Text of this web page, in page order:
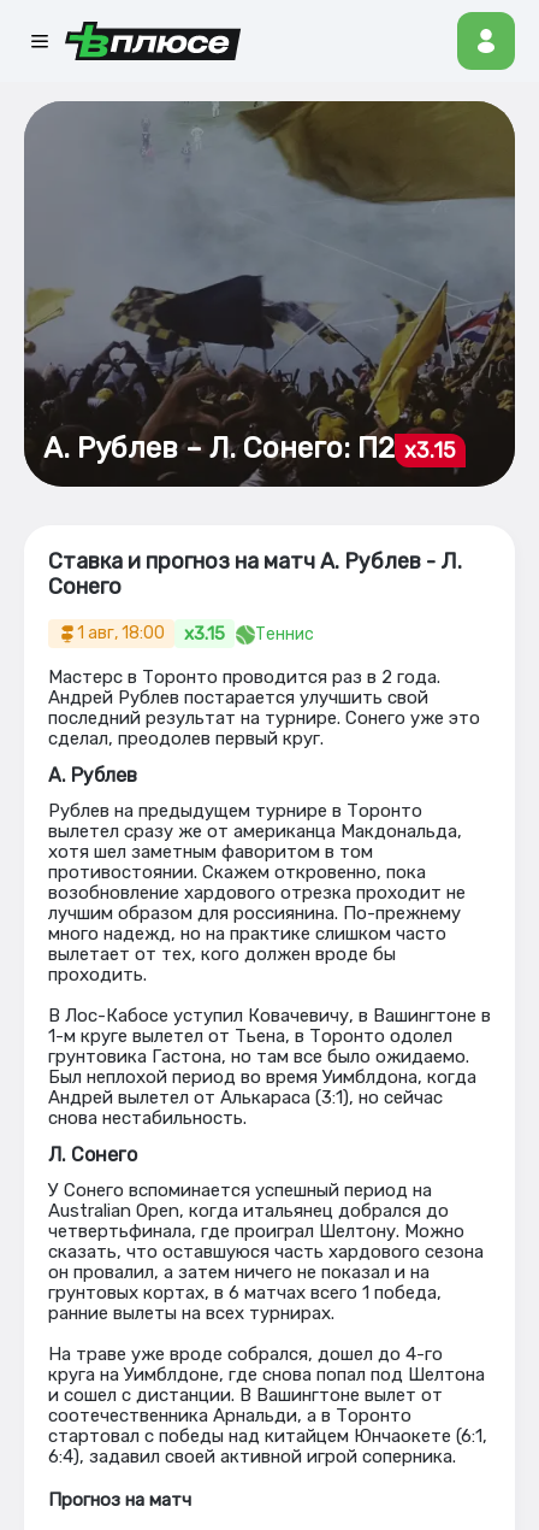
А. Рублев – Л. Сонего: П2 x3.15
Ставка и прогноз на матч А. Рублев - Л.
Сонего
1 авг, 18:00 x3.15 Теннис
Мастерс в Торонто проводится раз в 2 года.
Андрей Рублев постарается улучшить свой
последний результат на турнире. Сонего уже это
сделал, преодолев первый круг.
А. Рублев
Рублев на предыдущем турнире в Торонто
вылетел сразу же от американца Макдональда,
хотя шел заметным фаворитом в том
противостоянии. Скажем откровенно, пока
возобновление хардового отрезка проходит не
лучшим образом для россиянина. По-прежнему
много надежд, но на практике слишком часто
вылетает от тех, кого должен вроде бы
проходить.
В Лос-Кабосе уступил Ковачевичу, в Вашингтоне в
1-м круге вылетел от Тьена, в Торонто одолел
грунтовика Гастона, но там все было ожидаемо.
Был неплохой период во время Уимблдона, когда
Андрей вылетел от Алькараса (3:1), но сейчас
снова нестабильность.
Л. Сонего
У Сонего вспоминается успешный период на
Australian Open, когда итальянец добрался до
четвертьфинала, где проиграл Шелтону. Можно
сказать, что оставшуюся часть хардового сезона
он провалил, а затем ничего не показал и на
грунтовых кортах, в 6 матчах всего 1 победа,
ранние вылеты на всех турнирах.
На траве уже вроде собрался, дошел до 4-го
круга на Уимблдоне, где снова попал под Шелтона
и сошел с дистанции. В Вашингтоне вылет от
соотечественника Арнальди, а в Торонто
стартовал с победы над китайцем Юнчаокете (6:1,
6:4), задавил своей активной игрой соперника.
Прогноз на матч